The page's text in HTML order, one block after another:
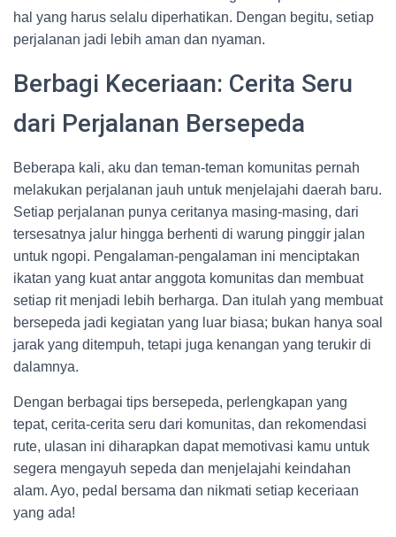
hal yang harus selalu diperhatikan. Dengan begitu, setiap
perjalanan jadi lebih aman dan nyaman.
Berbagi Keceriaan: Cerita Seru
dari Perjalanan Bersepeda
Beberapa kali, aku dan teman-teman komunitas pernah
melakukan perjalanan jauh untuk menjelajahi daerah baru.
Setiap perjalanan punya ceritanya masing-masing, dari
tersesatnya jalur hingga berhenti di warung pinggir jalan
untuk ngopi. Pengalaman-pengalaman ini menciptakan
ikatan yang kuat antar anggota komunitas dan membuat
setiap rit menjadi lebih berharga. Dan itulah yang membuat
bersepeda jadi kegiatan yang luar biasa; bukan hanya soal
jarak yang ditempuh, tetapi juga kenangan yang terukir di
dalamnya.
Dengan berbagai tips bersepeda, perlengkapan yang
tepat, cerita-cerita seru dari komunitas, dan rekomendasi
rute, ulasan ini diharapkan dapat memotivasi kamu untuk
segera mengayuh sepeda dan menjelajahi keindahan
alam. Ayo, pedal bersama dan nikmati setiap keceriaan
yang ada!